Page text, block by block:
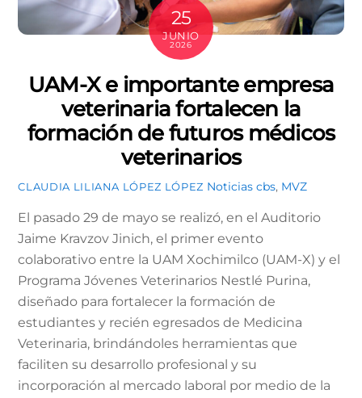
25
JUNIO
2026
UAM-X e importante empresa
veterinaria fortalecen la
formación de futuros médicos
veterinarios
CLAUDIA LILIANA LÓPEZ LÓPEZ Noticias cbs, MVZ
El pasado 29 de mayo se realizó, en el Auditorio
Jaime Kravzov Jinich, el primer evento
colaborativo entre la UAM Xochimilco (UAM-X) y el
Programa Jóvenes Veterinarios Nestlé Purina,
diseñado para fortalecer la formación de
estudiantes y recién egresados de Medicina
Veterinaria, brindándoles herramientas que
faciliten su desarrollo profesional y su
incorporación al mercado laboral por medio de la